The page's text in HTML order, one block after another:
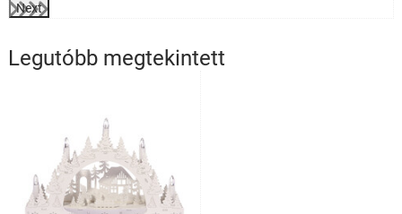
Next
Legutóbb megtekintett